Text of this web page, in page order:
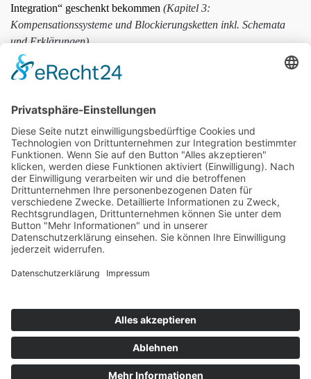
Integration“ geschenkt bekommen (Kapitel 3:
Kompensationssysteme und Blockierungsketten inkl. Schemata
und Erklärungen)
Vorname
Nachname
E-Mail
Wir benötigen Ihre Zustimmung, um den reCaptcha v3-
Service zu laden!Wir verwenden reCAPTCHA, um Ihre
eingegebenen Informationen zu überprüfen. Dieser Service kann
Daten zu Ihren Aktivitäten sammeln. Bitte
lesen Sie die Details durchund
stimmen Sie der Nutzung des Service zu, um fortzufahren.
Zum Newsletter anmelden
Datenschutz|Login für Teilnehmer/in